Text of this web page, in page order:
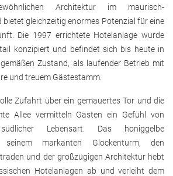
Architektur im maurisch-
gleichzeitig enormes Potenzial für eine
Die 1997 errichtete Hotelanlage wurde
konzipiert und befindet sich bis heute in
Zustand, als laufender Betrieb mit
und treuem Gästestamm.
Zufahrt über ein gemauertes Tor und die
Allee vermitteln Gästen ein Gefühl von
Lebensart. Das honiggelbe
markanten Glockenturm, den
und der großzügigen Architektur hebt
Hotelanlagen ab und verleiht dem